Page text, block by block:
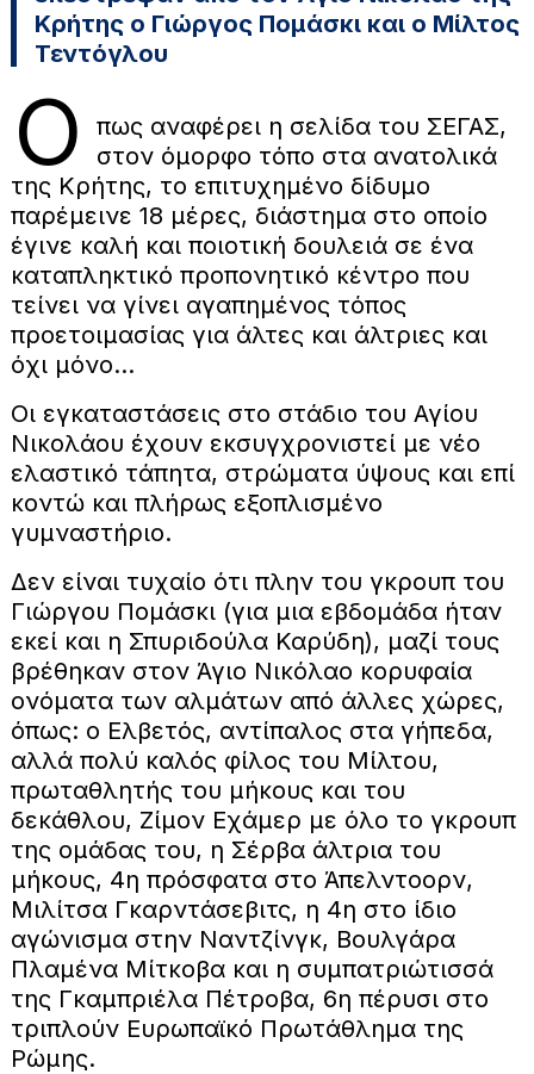
Κρήτης ο Γιώργος Πομάσκι και ο Μίλτος
Τεντόγλου
Ο
πως αναφέρει η σελίδα του ΣΕΓΑΣ,
στον όμορφο τόπο στα ανατολικά
της Κρήτης, το επιτυχημένο δίδυμο
παρέμεινε 18 μέρες, διάστημα στο οποίο
έγινε καλή και ποιοτική δουλειά σε ένα
καταπληκτικό προπονητικό κέντρο που
τείνει να γίνει αγαπημένος τόπος
προετοιμασίας για άλτες και άλτριες και
όχι μόνο…
Οι εγκαταστάσεις στο στάδιο του Αγίου
Νικολάου έχουν εκσυγχρονιστεί με νέο
ελαστικό τάπητα, στρώματα ύψους και επί
κοντώ και πλήρως εξοπλισμένο
γυμναστήριο.
Δεν είναι τυχαίο ότι πλην του γκρουπ του
Γιώργου Πομάσκι (για μια εβδομάδα ήταν
εκεί και η Σπυριδούλα Καρύδη), μαζί τους
βρέθηκαν στον Άγιο Νικόλαο κορυφαία
ονόματα των αλμάτων από άλλες χώρες,
όπως: ο Ελβετός, αντίπαλος στα γήπεδα,
αλλά πολύ καλός φίλος του Μίλτου,
πρωταθλητής του μήκους και του
δεκάθλου, Ζίμον Εχάμερ με όλο το γκρουπ
της ομάδας του, η Σέρβα άλτρια του
μήκους, 4η πρόσφατα στο Άπελντοορν,
Μιλίτσα Γκαρντάσεβιτς, η 4η στο ίδιο
αγώνισμα στην Ναντζίνγκ, Βουλγάρα
Πλαμένα Μίτκοβα και η συμπατριώτισσά
της Γκαμπριέλα Πέτροβα, 6η πέρυσι στο
τριπλούν Ευρωπαϊκό Πρωτάθλημα της
Ρώμης.